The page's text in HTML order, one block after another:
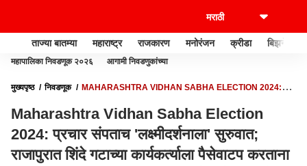
ताज्या बातम्या महाराष्ट्र राजकारण मनोरंजन क्रीडा बिझनेस
महापालिका निवडणूक २०२६ आगामी निवडणुकांच्या
मुख्यपृष्ठ निवडणूक
MAHARASHTRA VIDHAN SABHA ELECTION 2024:
पकडलं, राजन साळवींनी मध्यरात्री थेट पोलीस स्टेशन गाठलं
Maharashtra Vidhan Sabha Election
2024: प्रचार संपताच 'लक्ष्मीदर्शनाला' सुरुवात;
राजापुरात शिंदे गटाच्या कार्यकर्त्याला पैसेवाटप करताना